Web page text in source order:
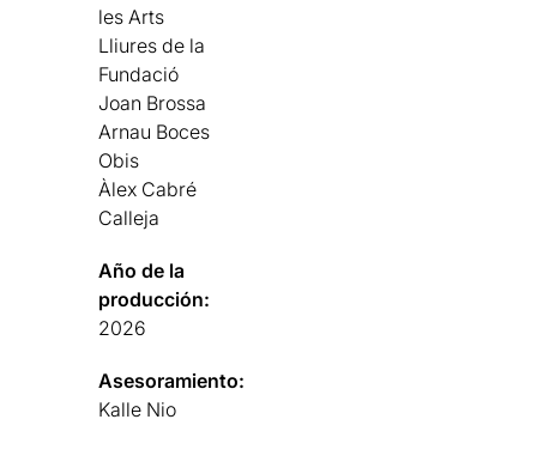
les Arts
Lliures de la
Fundació
Joan Brossa
Arnau Boces
Obis
Àlex Cabré
Calleja
Año de la
producción:
2026
Asesoramiento:
Kalle Nio